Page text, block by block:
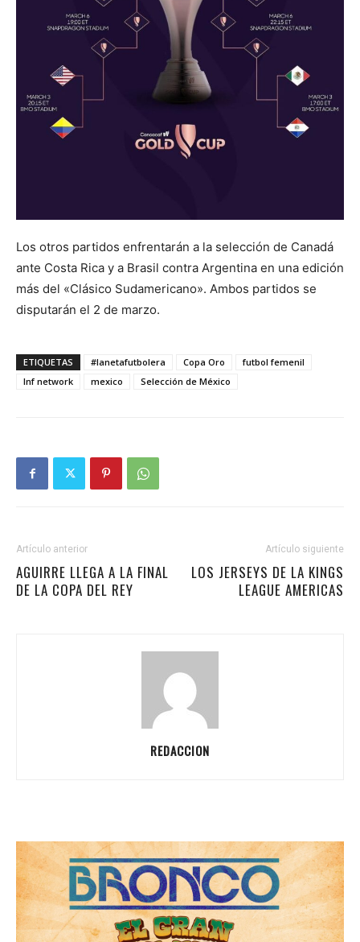
Los otros partidos enfrentarán a la selección de Canadá
ante Costa Rica y a Brasil contra Argentina en una edición
más del «Clásico Sudamericano». Ambos partidos se
disputarán el 2 de marzo.
ETIQUETAS #lanetafutbolera Copa Oro
futbol femenil
lnf network
mexico Selección de México
Artículo anterior
AGUIRRE LLEGA A LA FINAL
DE LA COPA DEL REY
Artículo siguiente
LOS JERSEYS DE LA KINGS
LEAGUE AMERICAS
REDACCION